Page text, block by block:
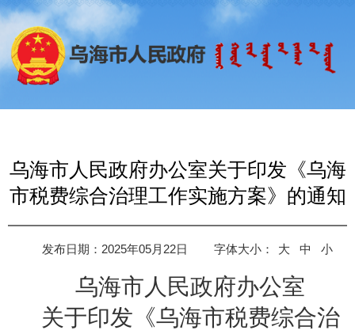
乌海市人民政府办公室关于印发《乌海
市税费综合治理工作实施方案》的通知
发布日期：2025年05月22日 字体大小： 大 中 小
乌海市人民政府办公室
关于印发 《乌海市税费综合治